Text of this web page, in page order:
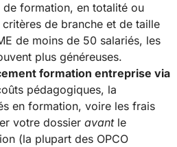
formation, en totalité ou
de branche et de taille
de moins de 50 salariés, les
plus généreuses.
formation entreprise via
pédagogiques, la
en formation, voire les frais
votre dossier avantle
(la plupart des OPCO